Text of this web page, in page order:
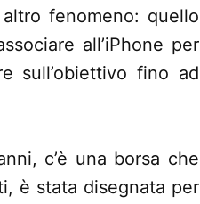
fenomeno: quello
all’iPhone per
sull’obiettivo fino ad
c’è una borsa che
è stata disegnata per